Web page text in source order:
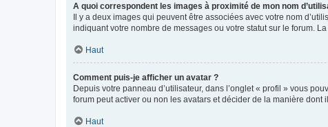
A quoi correspondent les images à proximité de mon nom
Il y a deux images qui peuvent être associées avec votre nom
indiquant votre nombre de messages ou votre statut sur le forum.
Haut
Comment puis-je afficher un avatar ?
Depuis votre panneau d’utilisateur, dans l’onglet « profil » vous
forum peut activer ou non les avatars et décider de la manière dont
Haut